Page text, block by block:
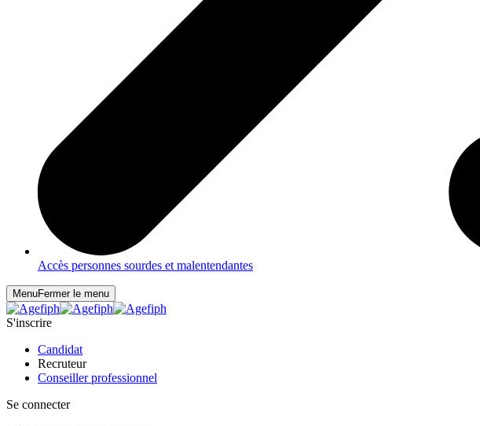
Accès personnes sourdes et malentendantes
MenuFermer le menu
S'inscrire
Candidat
Recruteur
Conseiller professionnel
Se connecter